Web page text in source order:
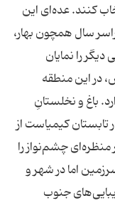
كنند. عده‌ای این
سال همچون بهار،
را نمایان
در این منطقه
باغ و نخلستانِ
كیمیاست از
چشم‌نواز را
اما در شهر و
جنوب